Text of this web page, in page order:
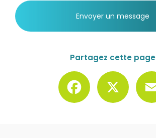
Envoyer un message
Partagez cette page
Facebook